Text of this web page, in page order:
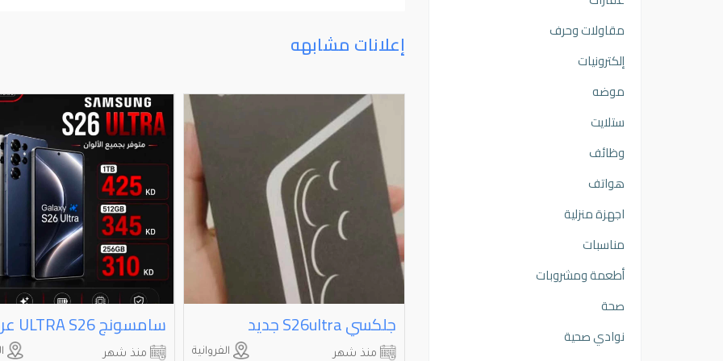
إعلانات مشابهه
Samsung A26 8GB 256GB جلكسي ⁦⁦S26ultra⁩⁩ جديد
الفروانية منذ شهر منذ شهر
مقاولات وحرف
إلكترونيات
موضه
ستلايت
وظائف
هواتف
اجهزة منزلية
مناسبات
أطعمة ومشروبات
صحة
نوادي صحية